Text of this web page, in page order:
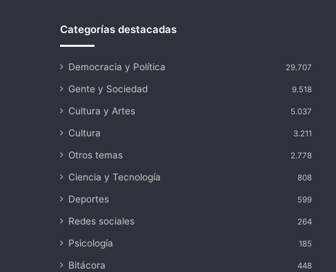
Categorías destacadas
Democracia y Política 29.707
Gente y Sociedad 9.518
Cultura y Artes 5.037
Cultura 3.211
Otros temas 2.778
Ciencia y Tecnología 808
Deportes 599
Redes sociales 264
Psicología 185
Bitácora 448